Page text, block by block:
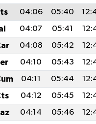
04:06 05:40
04:07 05:41
04:08 05:42
04:10 05:43
04:11 05:44
04:12 05:45
04:14 05:46